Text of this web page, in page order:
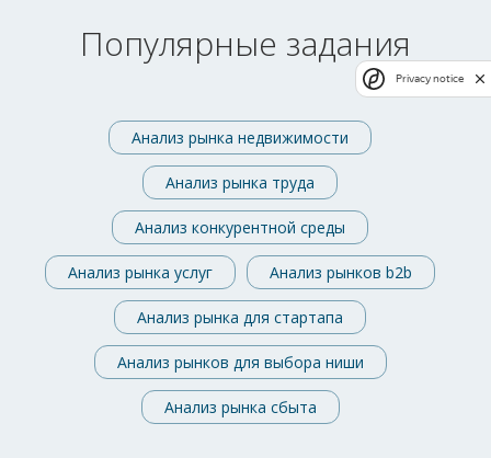
Популярные задания
Анализ рынка недвижимости
Анализ рынка труда
Анализ конкурентной среды
Анализ рынка услуг Анализ рынков b2b
Анализ рынка для стартапа
Анализ рынков для выбора ниши
Анализ рынка сбыта
Privacy notice